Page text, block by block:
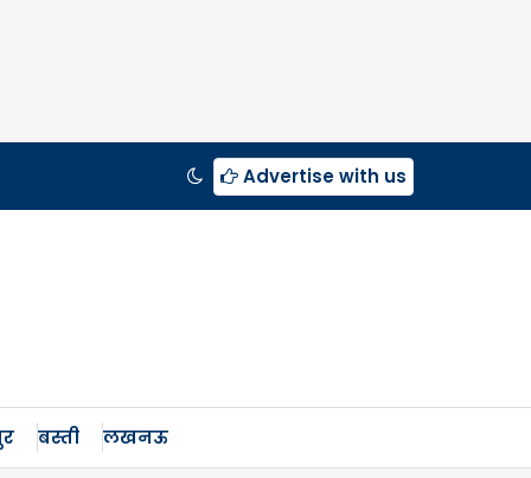
Advertise with us
बस्ती लखनऊ